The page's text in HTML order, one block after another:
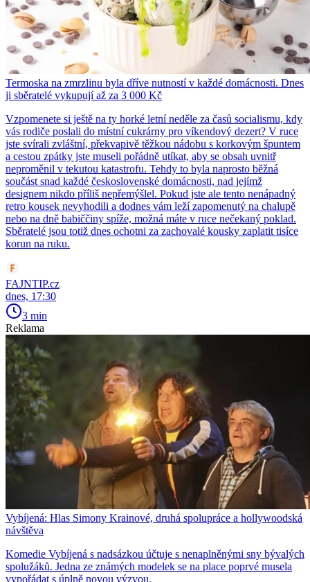
Termoska na zmrzlinu byla dříve nutností v každé domácnosti. Dnes
ji sběratelé vykupují až za 3 000 Kč
Vzpomenete si ještě na ty horké letní neděle za časů socialismu, kdy
vás rodiče poslali do místní cukrárny pro víkendový dezert? V ruce
jste svírali zvláštní, překvapivě těžkou nádobu s korkovým špuntem
a cestou zpátky jste museli pořádně utíkat, aby se obsah uvnitř
neproměnil v tekutou katastrofu. Tehdy to byla naprosto běžná
součást snad každé československé domácnosti, nad jejímž
designem nikdo příliš nepřemýšlel. Pokud jste ale tento nenápadný
retro kousek nevyhodili a dodnes vám leží zapomenutý na chalupě
nebo na dně babiččiny spíže, možná máte v ruce nečekaný poklad.
Sběratelé jsou totiž dnes ochotni za zachovalé kousky zaplatit tisíce
korun na ruku.
FAJNTIP.cz
dnes, 17:30
3 min
Reklama
Vybíjená: Hlas Simony Krainové, druhá spolupráce a hollywoodská
návštěva
Komedie Vybíjená s nadsázkou účtuje s nenaplněnými sny bývalých
spolužáků. Jedna ze známých modelek se na place poprvé musela
vypořádat s úplně novou výzvou.